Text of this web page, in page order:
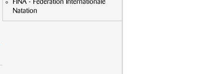
FINA - Fédération Internationale
Natation